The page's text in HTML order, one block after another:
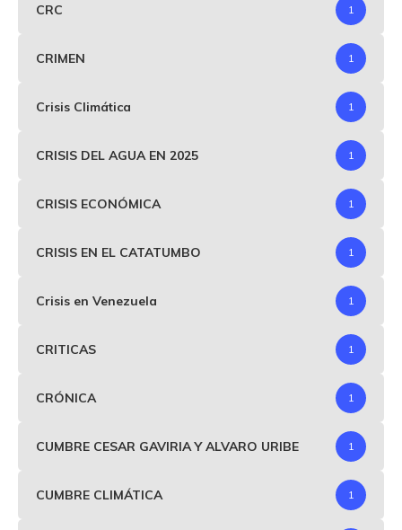
CRC 1
CRIMEN 1
Crisis Climática 1
CRISIS DEL AGUA EN 2025 1
CRISIS ECONÓMICA 1
CRISIS EN EL CATATUMBO 1
Crisis en Venezuela 1
CRITICAS 1
CRÓNICA 1
CUMBRE CESAR GAVIRIA Y ALVARO URIBE 1
CUMBRE CLIMÁTICA 1